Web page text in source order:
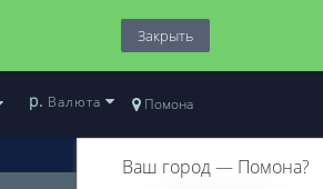
Закрыть
Помона
Ваш город — Помона?
р. Валюта